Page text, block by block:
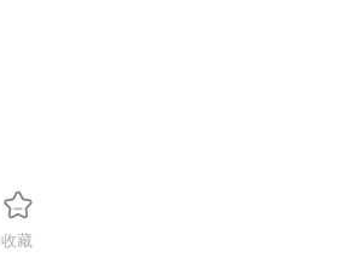
收藏